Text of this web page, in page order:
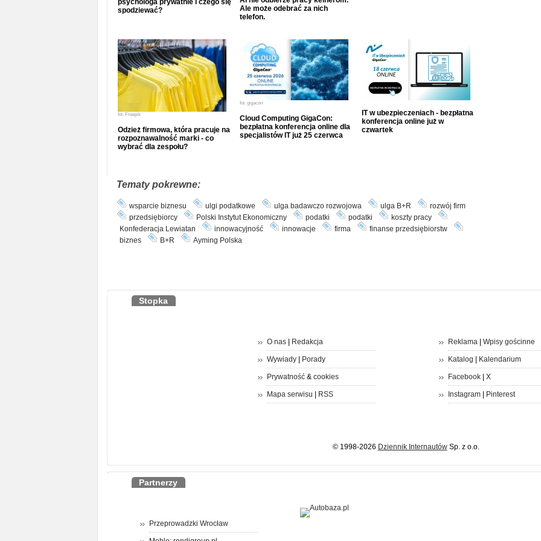
psychologa prywatnie i czego się
spodziewać?
Ale może odebrać za nich
telefon.
fot. Freepik
Odzież firmowa, która pracuje na
rozpoznawalność marki - co
wybrać dla zespołu?
fot. gigacon
Cloud Computing GigaCon:
bezpłatna konferencja online dla
specjalistów IT już 25 czerwca
IT w ubezpieczeniach - bezpłatna
konferencja online już w
czwartek
Tematy pokrewne:
wsparcie biznesu ulgi podatkowe ulga badawczo rozwojowa ulga B+R
rozwój firm
przedsiębiorcy
Polski Instytut Ekonomiczny podatki podatki
koszty pracy
Konfederacja Lewiatan
innowacyjność innowacje firma
finanse przedsiębiorstw
biznes
B+R Ayming Polska
Stopka
O nas| Redakcja
Wywiady| Porady
Prywatność& cookies
Mapa serwisu RSS
Reklama| Wpisy gościnne
Katalog Kalendarium
Facebook| X
Instagram| Pinterest
© 1998-2026 Dziennik InternautówSp. z o.o.
Partnerzy
Przeprowadzki Wrocław